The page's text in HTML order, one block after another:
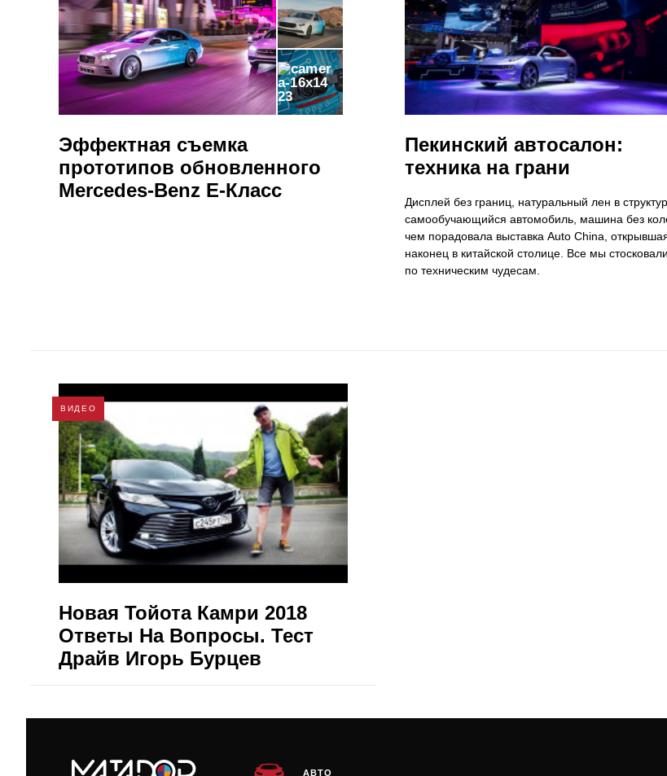
23
Эффектная съемка
прототипов обновленного
Mercedes-Benz E-Класс
Пекинский автосалон:
техника на грани
Дисплей без границ, натуральный лен в
самообучающийся автомобиль, машина без
чем порадовала выставка Auto China,
наконец в китайской столице. Все мы
по техническим чудесам.
ВИДЕО
Новая Тойота Камри 2018
Ответы На Вопросы. Тест
Драйв Игорь Бурцев
АВТО